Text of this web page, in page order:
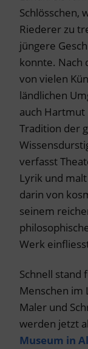
Schlösschen,
Riederer zu
jüngere
konnte. Nach
von vielen
ländlichen
auch Hartmut
Tradition der
verfasst
Lyrik und
darin von
seinem
Werk
Schnell stand
Menschen im
Maler und
werden jetzt
Museum in